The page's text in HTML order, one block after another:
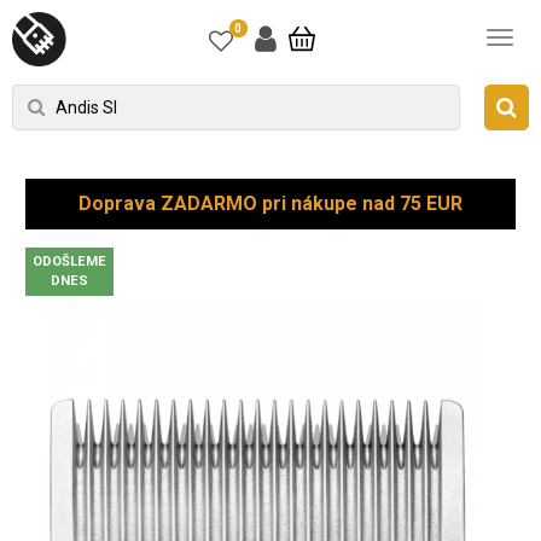
0
Doprava ZADARMO pri nákupe nad 75 EUR
ODOŠLEME
DNES